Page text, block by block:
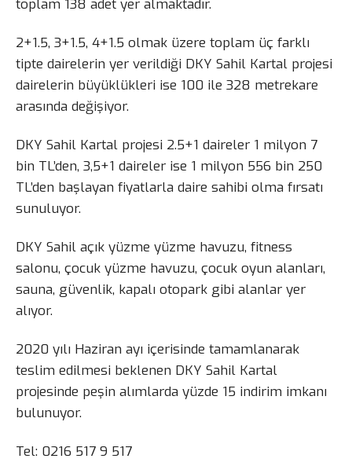
toplam 138 adet yer almaktadır.
2+1.5, 3+1.5, 4+1.5 olmak üzere toplam üç farklı
tipte dairelerin yer verildiği DKY Sahil Kartal projesi
dairelerin büyüklükleri ise 100 ile 328 metrekare
arasında değişiyor.
DKY Sahil Kartal projesi 2.5+1 daireler 1 milyon 7
bin TL’den, 3,5+1 daireler ise 1 milyon 556 bin 250
TL’den başlayan fiyatlarla daire sahibi olma fırsatı
sunuluyor.
DKY Sahil açık yüzme yüzme havuzu, fitness
salonu, çocuk yüzme havuzu, çocuk oyun alanları,
sauna, güvenlik, kapalı otopark gibi alanlar yer
alıyor.
2020 yılı Haziran ayı içerisinde tamamlanarak
teslim edilmesi beklenen DKY Sahil Kartal
projesinde peşin alımlarda yüzde 15 indirim imkanı
bulunuyor.
Tel: 0216 517 9 517